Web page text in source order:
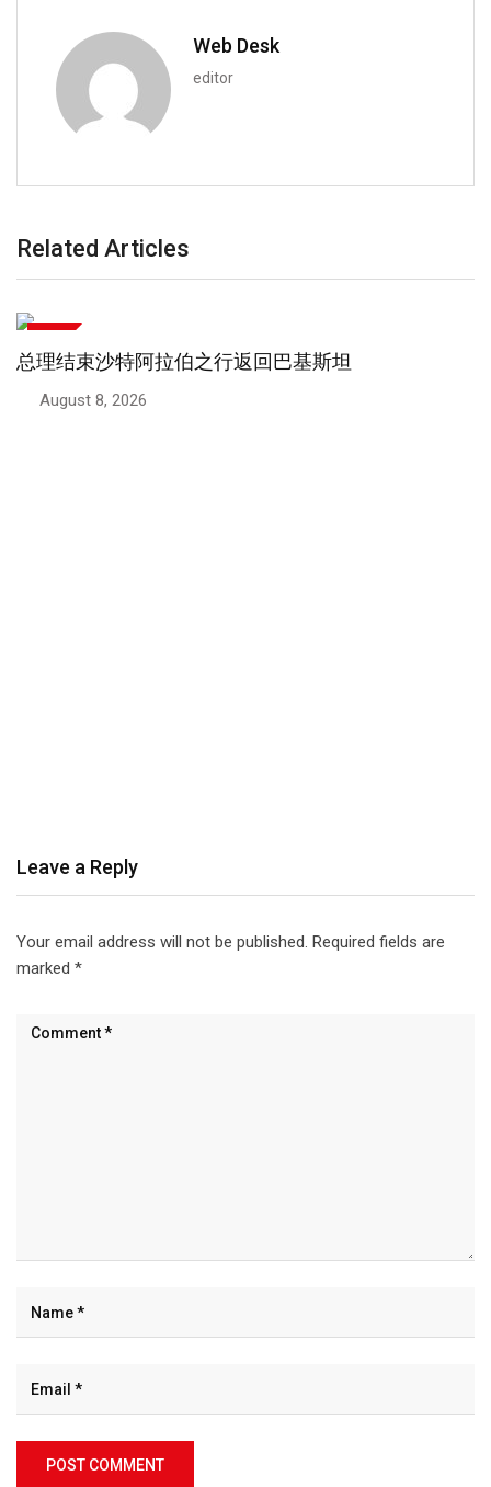
Web Desk
editor
Related Articles
总理与中国大使讨论政治和议会事务
August 7, 2026
Leave a Reply
Your email address will not be published. Required fields are
marked *